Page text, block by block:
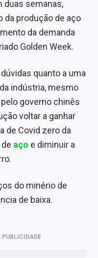
duas semanas,
da produção de aço
da demanda
Gol den Week.
quanto a uma
indústria, mesmo
governo chinês
voltar a ganhar
de Covid zero da
aço e diminuir a
do minério de
de baixa.
PUBLICIDADE